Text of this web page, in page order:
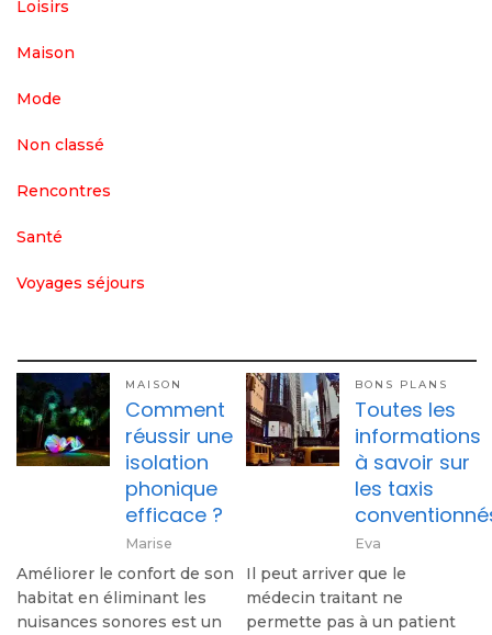
Loisirs
Maison
Mode
Non classé
Rencontres
Santé
Voyages séjours
MAISON
Comment
réussir une
isolation
phonique
efficace ?
Marise
Améliorer le confort de son
habitat en éliminant les
nuisances sonores est un
BONS PLANS
Toutes les
informations
à savoir sur
les taxis
Eva
Il peut arriver que le
médecin traitant ne
permette pas à un patient